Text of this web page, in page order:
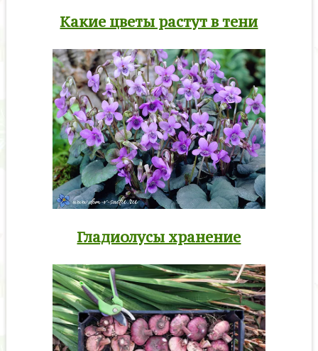
Какие цветы растут в тени
Гладиолусы хранение